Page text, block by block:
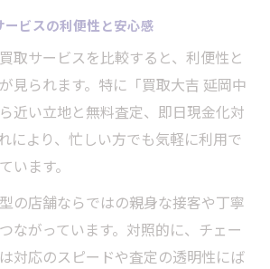
ービスの利便性と安心感
取サービスを比較すると、利便性と
見られます。特に「買取大吉 延岡中
近い立地と無料査定、即日現金化対
により、忙しい方でも気軽に利用で
います。
の店舗ならではの親身な接客や丁寧
ながっています。対照的に、チェー
対応のスピードや査定の透明性にば